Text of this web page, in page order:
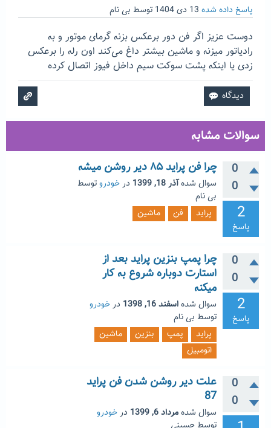
پاسخ داده شده 13 دی 1404 توسط بی نام
دوست عزیز اگر فن دور برعکس بزنه گرمای موتور و به
رادیاتور میزنه و ماشین بیشتر داغ می‌کند اون رله را برعکس
زدی یا اینکه پشت سوکت سیم داخل فیوز اتصال کرده
سوالات مشابه
0
0
2
پاسخ
چرا فن پراید ۸۵ دیر روشن میشه
سوال شدهآذر 18, 1399 درخودروتوسط
بی نام
پراید
فن ماشین
0
0
2
پاسخ
چرا پمپ بنزین پراید بعد از
استارت دوباره شروع به کار
میکنه
سوال شدهاسفند 16, 1398 درخودرو
توسط بی نام
پراید
پمپ بنزین
ماشین
اتومبیل
0
0
علت دیر روشن شدن فن پراید
87
سوال شدهمرداد 6, 1399 درخودرو